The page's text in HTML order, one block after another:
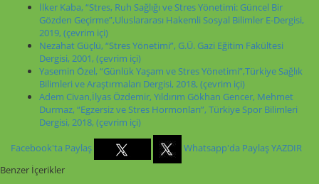
İlker Kaba, “Stres, Ruh Sağlığı ve Stres Yönetimi: Güncel Bir
Gözden Geçirme”,Uluslararası Hakemli Sosyal Bilimler E-Dergisi,
2019, (çevrim içi)
Nezahat Güçlü, “Stres Yönetimi”, G.Ü. Gazi Eğitim Fakültesi
Dergisi, 2001, (çevrim içi)
Yasemin Özel, “Günlük Yaşam ve Stres Yönetimi”,Türkiye Sağlık
Bilimleri ve Araştırmaları Dergisi, 2018, (çevrim içi)
Adem Civan,İlyas Özdemir, Yıldırım Gökhan Gencer, Mehmet
Durmaz, “Egzersiz ve Stres Hormonları”, Türkiye Spor Bilimleri
Dergisi, 2018, (çevrim içi)
Facebook'ta Paylaş Whatsapp'da PaylaşYAZDIR
Benzer İçerikler